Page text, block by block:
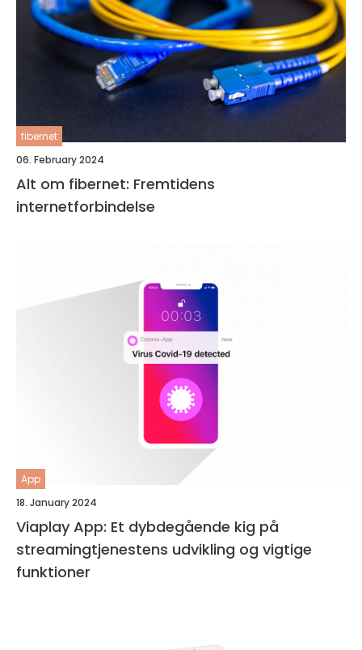
fibernet
06. February 2024
Alt om fibernet: Fremtidens
internetforbindelse
App
18. January 2024
Viaplay App: Et dybdegående kig på
streamingtjenestens udvikling og vigtige
funktioner